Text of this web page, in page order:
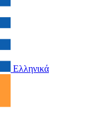
Ελληνικά